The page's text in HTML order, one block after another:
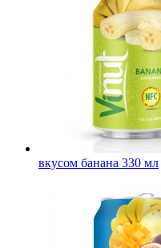
вкусом банана 330 мл